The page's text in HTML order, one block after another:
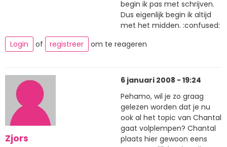
begin ik pas met schrijven.
Dus eigenlijk begin ik altijd
met het midden. :confused:
Login
of registreer om te reageren
Zjors
6 januari 2008 - 19:24
Pehamo, wil je zo graag
gelezen worden dat je nu
ook al het topic van Chantal
gaat volplempen? Chantal
plaats hier gewoon eens